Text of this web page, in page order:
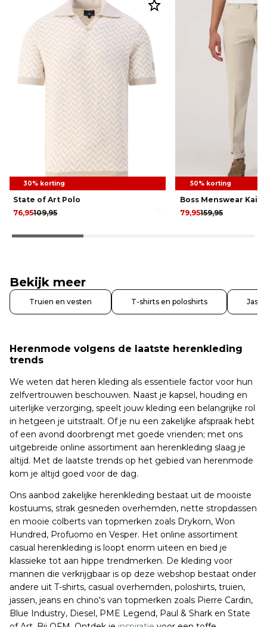
30% korting
State of Art Polo
109,95
76,95
50% korting
Boss Menswear
159,95
79,95
Bekijk meer
Truien en vesten T-shirts en poloshirts
Herenmode volgens de laatste herenkleding
trends
We weten dat heren kleding als essentiele factor voor hun
zelfvertrouwen beschouwen. Naast je kapsel, houding en
uiterlijke verzorging, speelt jouw kleding een belangrijke rol
in hetgeen je uitstraalt. Of je nu een zakelijke afspraak hebt
of een avond doorbrengt met goede vrienden; met ons
uitgebreide online assortiment aan herenkleding slaag je
altijd. Met de laatste trends op het gebied van herenmode
kom je altijd goed voor de dag.
Ons aanbod zakelijke herenkleding bestaat uit de mooiste
kostuums, strak gesneden overhemden, nette stropdassen
en mooie colberts van topmerken zoals Drykorn, Won
Hundred, Profuomo en Vesper. Het online assortiment
casual herenkleding is loopt enorm uiteen en bied je
klassieke tot aan hippe trendmerken. De kleding voor
mannen die verkrijgbaar is op deze webshop bestaat onder
andere uit T-shirts, casual overhemden, poloshirts, truien,
jassen, jeans en chino's van topmerken zoals Pierre Cardin,
Blue Industry, Diesel, PME Legend, Paul & Shark en State